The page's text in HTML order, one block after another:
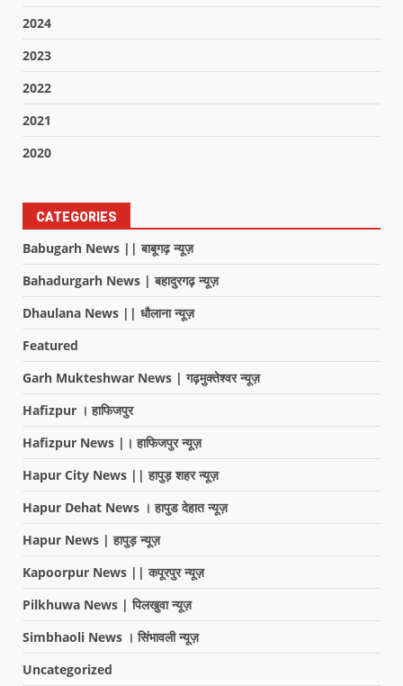
2024
2023
2022
2021
2020
CATEGORIES
Babugarh News || बाबूगढ़ न्यूज़
Bahadurgarh News | बहादुरगढ़ न्यूज़
Dhaulana News || धौलाना न्यूज़
Featured
Garh Mukteshwar News | गढ़मुक्तेश्वर न्यूज़
Hafizpur । हाफिजपुर
Hafizpur News |। हाफिजपुर न्यूज़
Hapur City News || हापुड़ शहर न्यूज़
Hapur Dehat News । हापुड देहात न्यूज़
Hapur News | हापुड़ न्यूज़
Kapoorpur News || कपूरपुर न्यूज़
Pilkhuwa News | पिलखुवा न्यूज़
Simbhaoli News । सिंभावली न्यूज़
Uncategorized